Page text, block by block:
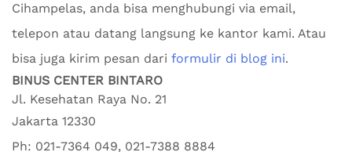
Cihampelas, anda bisa menghubungi via email,
telepon atau datang langsung ke kantor kami. Atau
bisa juga kirim pesan dari formulir di blog ini.
BINUS CENTER BINTARO
Jl. Kesehatan Raya No. 21
Jakarta 12330
Ph: 021-7364 049, 021-7388 8884